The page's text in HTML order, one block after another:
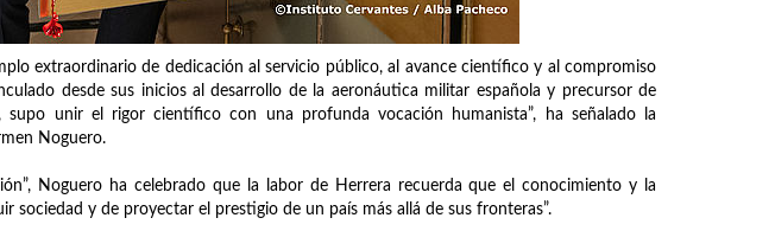
extraordinario de dedicación al servicio público, al avance científico y al compromiso
desde sus inicios al desarrollo de la aeronáutica militar española y precursor de
supo unir el rigor científico con una profunda vocación humanista”, ha señalado la
Noguero.
Noguero ha celebrado que la labor de Herrera recuerda que el conocimiento y la
sociedad y de proyectar el prestigio de un país más allá de sus fronteras”.